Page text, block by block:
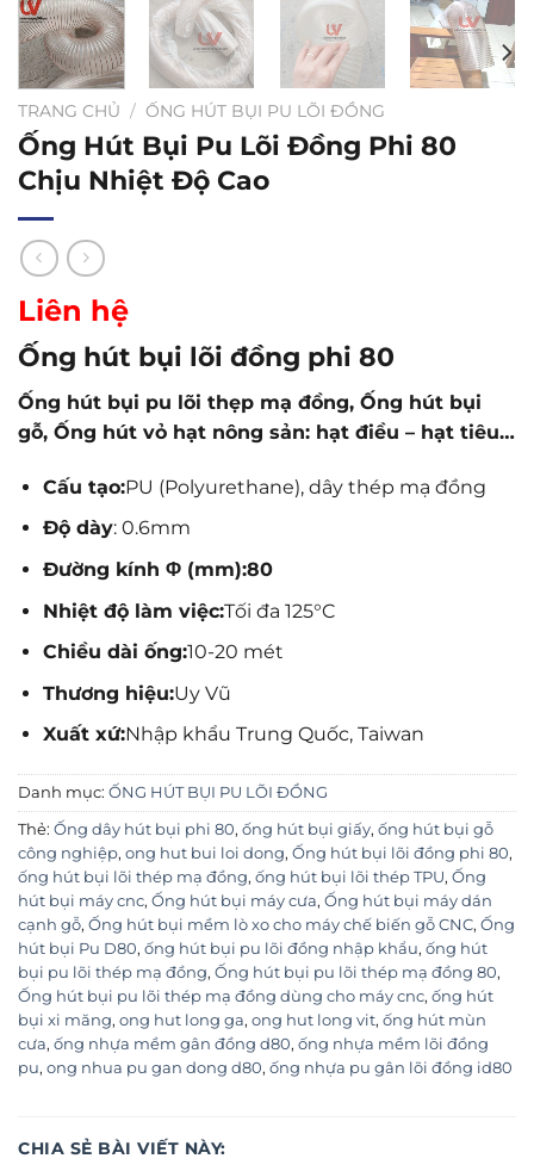
TRANG CHỦ / ỐNG HÚT BỤI PU LÕI ĐỒNG
Ống Hút Bụi Pu Lõi Đồng Phi 80
Chịu Nhiệt Độ Cao
Liên hệ
Ống hút bụi lõi đồng phi 80
Ống hút bụi pu lõi thẹp mạ đồng, Ống hút bụi
gỗ, Ống hút vỏ hạt nông sản: hạt điều – hạt tiêu…
Cấu tạo:PU (Polyurethane), dây thép mạ đồng
Độ dày: 0.6mm
Đường kính Φ (mm):80
Nhiệt độ làm việc:Tối đa 125°C
Chiều dài ống:10-20 mét
Thương hiệu:Uy Vũ
Xuất xứ:Nhập khẩu Trung Quốc, Taiwan
Danh mục: ỐNG HÚT BỤI PU LÕI ĐỒNG
Thẻ: Ống dây hút bụi phi 80, ống hút bụi giấy, ống hút bụi gỗ
công nghiệp, ong hut bui loi dong, Ống hút bụi lõi đồng phi 80,
ống hút bụi lõi thép mạ đồng, ống hút bụi lõi thép TPU, Ống
hút bụi máy cnc, Ống hút bụi máy cưa, Ống hút bụi máy dán
cạnh gỗ, Ống hút bụi mềm lò xo cho máy chế biến gỗ CNC, Ống
hút bụi Pu D80, ống hút bụi pu lõi đồng nhập khẩu, ống hút
bụi pu lõi thép mạ đồng, Ống hút bụi pu lõi thép mạ đồng 80,
Ống hút bụi pu lõi thép mạ đồng dùng cho máy cnc, ống hút
bụi xi măng, ong hut long ga, ong hut long vit, ống hút mùn
cưa, ống nhựa mềm gân đồng d80, ống nhựa mềm lõi đồng
pu, ong nhua pu gan dong d80, ống nhựa pu gân lõi đồng id80
CHIA SẺ BÀI VIẾT NÀY: